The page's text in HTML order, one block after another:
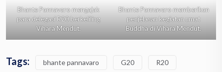
Bhante Pannavaro mengajak
para delegasi R20 berkeliling
Vihara Mendut.
Bhante Pannavaro memberikan
penjelasan kegiatan umat
Buddha di Vihara Mendut.
Tags: bhante pannavaro G20 R20